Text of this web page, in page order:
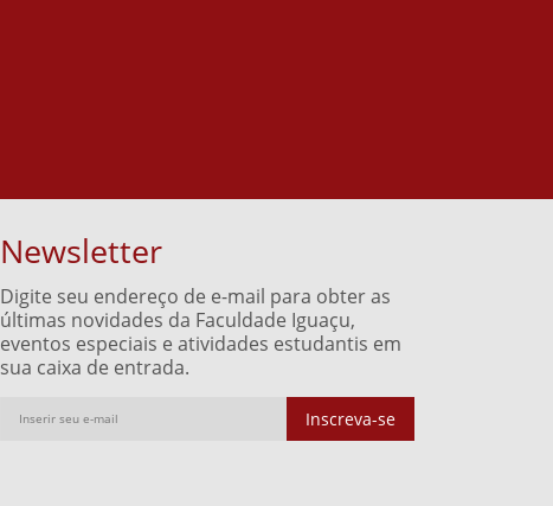
Newsletter
Digite seu endereço de e-mail para obter as
últimas novidades da Faculdade Iguaçu,
eventos especiais e atividades estudantis em
sua caixa de entrada.
Inscreva-se